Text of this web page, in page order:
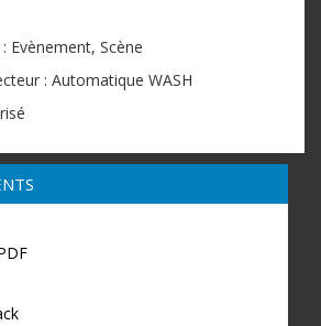
Evènement, Scène
: Automatique WASH